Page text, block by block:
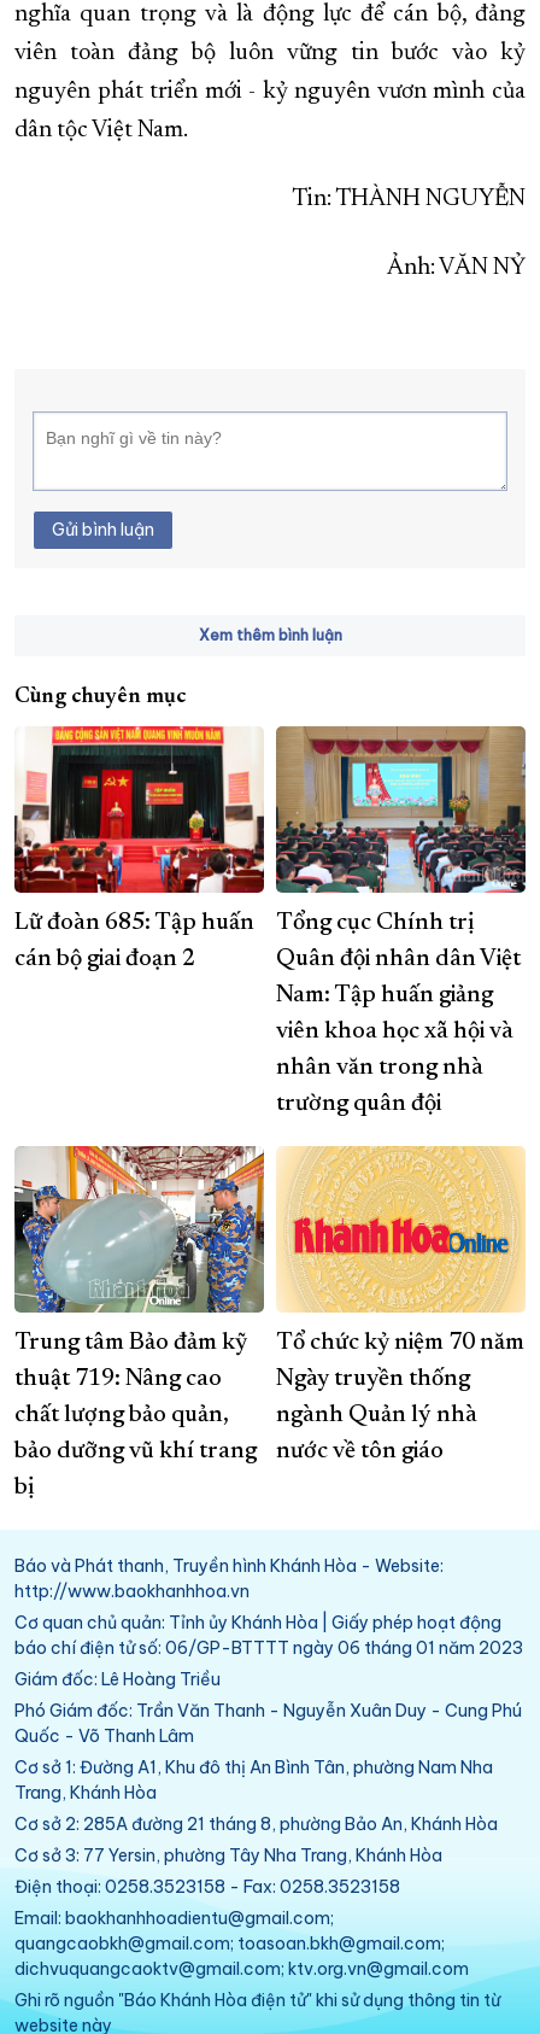
nghĩa quan trọng và là động lực để cán bộ, đảng
viên toàn đảng bộ luôn vững tin bước vào kỷ
nguyên phát triển mới - kỷ nguyên vươn mình của
dân tộc Việt Nam.
Tin: THÀNH NGUYỄN
Ảnh: VĂN NỶ
Gửi bình luận
Xem thêm bình luận
Cùng chuyên mục
Lữ đoàn 685: Tập huấn
cán bộ giai đoạn 2
Tổng cục Chính trị
Quân đội nhân dân Việt
Nam: Tập huấn giảng
viên khoa học xã hội và
nhân văn trong nhà
trường quân đội
Trung tâm Bảo đảm kỹ
thuật 719: Nâng cao
chất lượng bảo quản,
bảo dưỡng vũ khí trang
bị
Tổ chức kỷ niệm 70 năm
Ngày truyền thống
ngành Quản lý nhà
nước về tôn giáo
Báo và Phát thanh, Truyền hình Khánh Hòa - Website:
http://www.baokhanhhoa.vn
Cơ quan chủ quản: Tỉnh ủy Khánh Hòa | Giấy phép hoạt động
báo chí điện tử số: 06/GP-BTTTT ngày 06 tháng 01 năm 2023
Giám đốc: Lê Hoàng Triều
Phó Giám đốc: Trần Văn Thanh - Nguyễn Xuân Duy - Cung Phú
Quốc - Võ Thanh Lâm
Cơ sở 1: Đường A1, Khu đô thị An Bình Tân, phường Nam Nha
Trang, Khánh Hòa
Cơ sở 2: 285A đường 21 tháng 8, phường Bảo An, Khánh Hòa
Cơ sở 3: 77 Yersin, phường Tây Nha Trang, Khánh Hòa
Điện thoại: 0258.3523158 - Fax: 0258.3523158
Email: baokhanhhoadientu@gmail.com;
quangcaobkh@gmail.com; toasoan.bkh@gmail.com;
dichvuquangcaoktv@gmail.com; ktv.org.vn@gmail.com
Ghi rõ nguồn "Báo Khánh Hòa điện tử" khi sử dụng thông tin từ
website này